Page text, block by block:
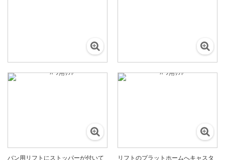
バン用リフトにストッパーが付いて
リフトのプラットホームへキャスタ